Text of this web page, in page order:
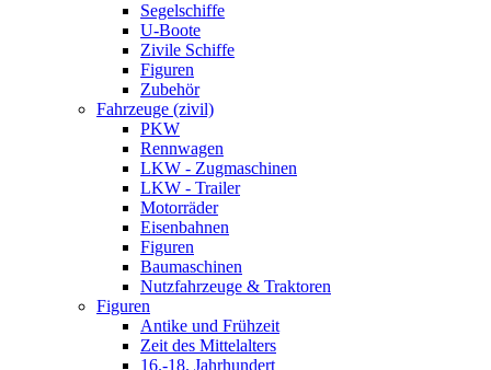
Segelschiffe
U-Boote
Zivile Schiffe
Figuren
Zubehör
Fahrzeuge (zivil)
PKW
Rennwagen
LKW - Zugmaschinen
LKW - Trailer
Motorräder
Eisenbahnen
Figuren
Baumaschinen
Nutzfahrzeuge & Traktoren
Figuren
Antike und Frühzeit
Zeit des Mittelalters
16.-18. Jahrhundert